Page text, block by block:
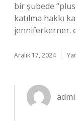
bir şubede
katılma hakkı
jenniferkerner.
Aralık 17, 2024